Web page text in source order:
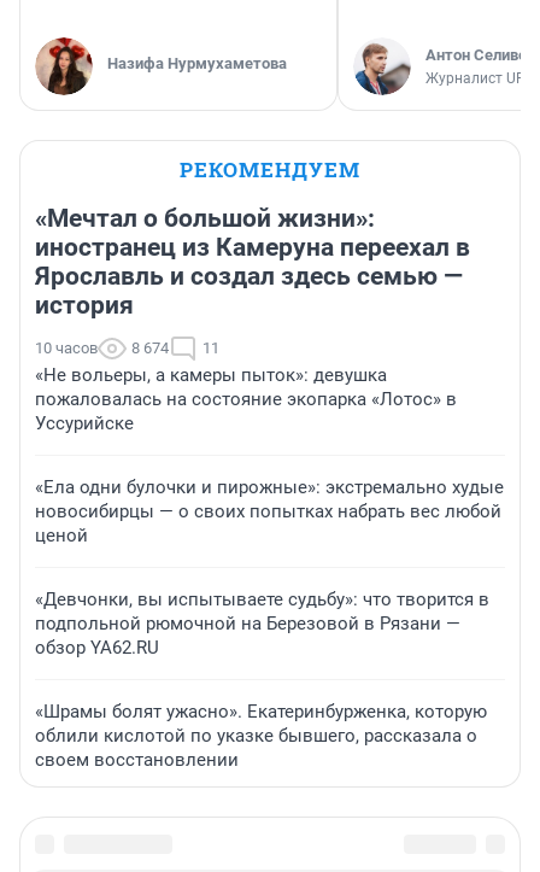
Назифа Нурмухаметова Антон
Журналист
РЕКОМЕНДУЕМ
«Мечтал о большой жизни»:
иностранец из Камеруна переехал в
Ярославль и создал здесь семью —
история
10 часов 8 674 11
«Не вольеры, а камеры пыток»: девушка
пожаловалась на состояние экопарка «Лотос» в
Уссурийске
«Ела одни булочки и пирожные»: экстремально худые
новосибирцы — о своих попытках набрать вес любой
ценой
«Девчонки, вы испытываете судьбу»: что творится в
подпольной рюмочной на Березовой в Рязани —
обзор YA62.RU
«Шрамы болят ужасно». Екатеринбурженка, которую
облили кислотой по указке бывшего, рассказала о
своем восстановлении